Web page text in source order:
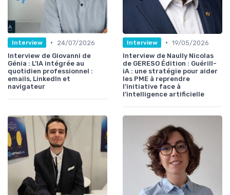
Interview •
24/07/2026
Interview de Giovanni de
Génia : L’IA intégrée au
quotidien professionnel :
emails, LinkedIn et
navigateur
Interview • 19/05/2026
Interview de Naully Nicolas
de GERESO Édition : Guérill-
iA : une stratégie pour aider
les PME à reprendre
l’initiative face à
l’intelligence artificielle